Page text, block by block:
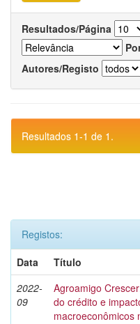
Resultados/Página
Autores/Registo
Resultados 1-1 de 1.
Registos:
Data
Título
2022-
09
Agroamigo
do crédito e
macroeconômicos